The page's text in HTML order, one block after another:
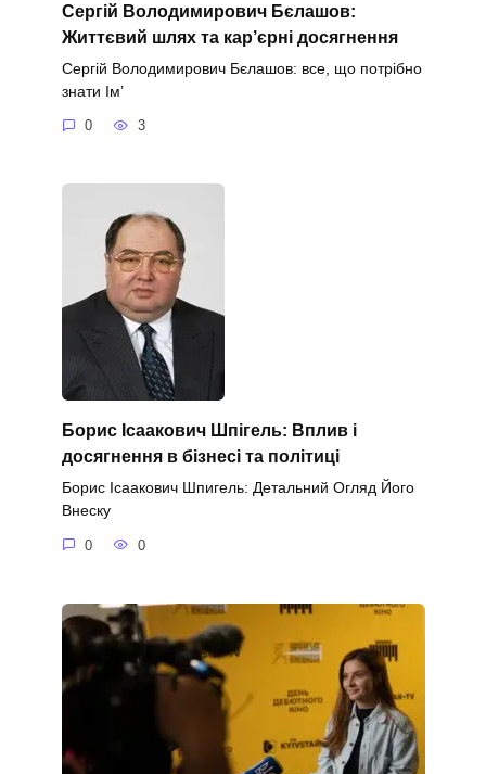
Сергій Володимирович Бєлашов:
Життєвий шлях та кар’єрні досягнення
Сергій Володимирович Бєлашов: все, що потрібно
знати Ім’
0 3
Борис Ісаакович Шпігель: Вплив і
досягнення в бізнесі та політиці
Борис Ісаакович Шпигель: Детальний Огляд Його
Внеску
0 0